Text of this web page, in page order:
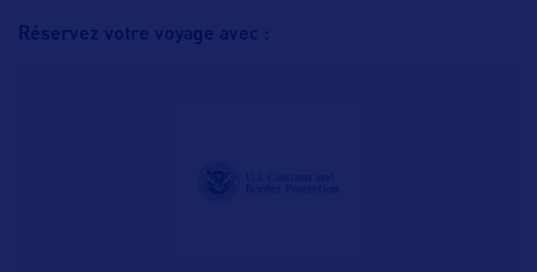
Réservez votre voyage avec :